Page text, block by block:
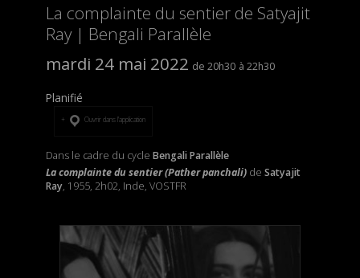
La complainte du sentier de Satyajit
Ray | Bengali Parallèle
mardi 24 mai 2022
20h30 22h30
Planifié
Ouvrir dans l’application
Dans le cadre du cycle Bengali Parallèle
La complainte du sentier (Pather panchali)de Satyajit
Ray, 1955, 2h02, Inde, VOSTFR